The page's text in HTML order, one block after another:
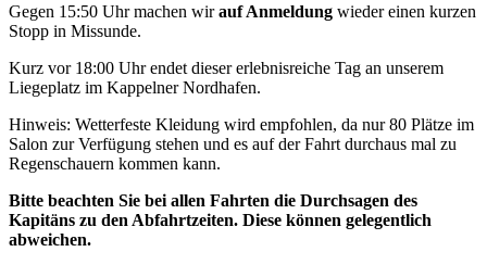
Gegen 15:50 Uhr machen wirauf Anmeldung wieder einen kurzen
Stopp in Missunde.
Kurz vor 18:00 Uhr endet dieser erlebnisreiche Tag an unserem
Liegeplatz im Kappelner Nordhafen.
Hinweis: Wetterfeste Kleidung wird empfohlen, da nur 80 Plätze im
Salon zur Verfügung stehen und es auf der Fahrt durchaus mal zu
Regenschauern kommen kann.
Bitte beachten Sie bei allen Fahrten die Durchsagen des
Kapitäns zu den Abfahrtzeiten. Diese können gelegentlich
abweichen.